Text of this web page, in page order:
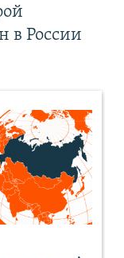
в России